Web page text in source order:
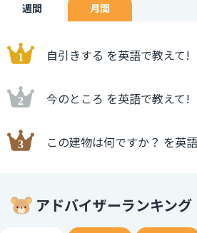
週間 月間
自引きする を英語で教えて!
今のところ を英語で教えて!
この建物は何ですか？ を英
アドバイザーランキング